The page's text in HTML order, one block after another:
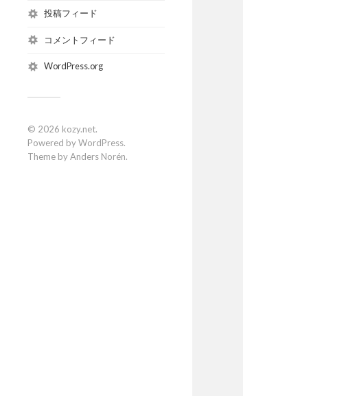
投稿フィード
コメントフィード
WordPress.org
© 2026 kozy.net.
Powered byWordPress.
Theme byAnders Norén.